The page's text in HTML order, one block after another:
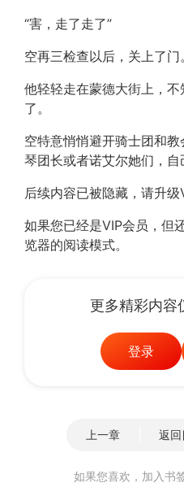
“害，走了走了”
空再三检查以后，关上了门。
他轻轻走在蒙德大街上，
了。
空特意悄悄避开骑士团和
琴团长或者诺艾尔她们，自
后续内容已被隐藏，请升级
如果您已经是VIP会员，但
览器的阅读模式。
更多精彩内容
登录
上一章 返
如果您喜欢，加入书